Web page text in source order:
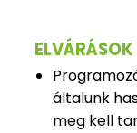
ELVÁRÁSOK
általunk
meg kell